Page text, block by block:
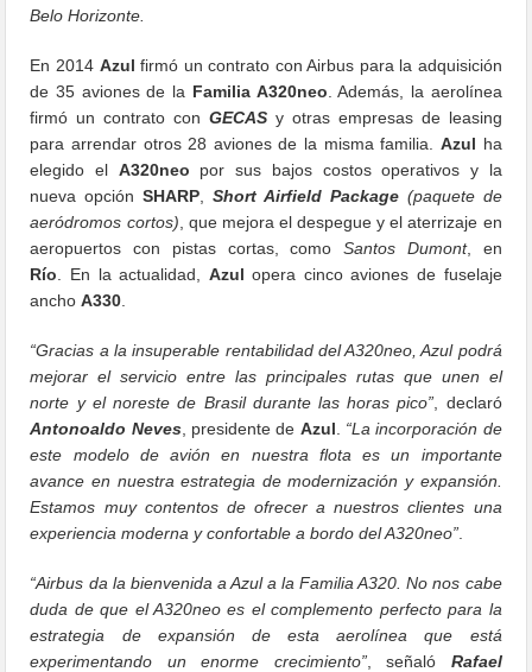
Belo Horizonte.
En 2014 Azul firmó un contrato con Airbus para la adquisición
de 35 aviones de la Familia A320neo . Además, la aerolínea
firmó un contrato conGECAS y otras empresas de leasing
para arrendar otros 28 aviones de la misma familia. Azul ha
elegido el A320neo por sus bajos costos operativos y la
nueva opciónSHARP ,Short Airfield Package (paquete de
aeródromos cortos) , que mejora el despegue y el aterrizaje en
aeropuertos con pistas cortas, comoSantos Dumont, en
Río . En la actualidad, Azul opera cinco aviones de fuselaje
anchoA330
“Gracias a la insuperable rentabilidad del A320neo, Azul podrá
mejorar el servicio entre las principales rutas que unen el
norte y el noreste de Brasil durante las horas pico” , declaró
Antonoaldo Neves, presidente de Azul
“La incorporación de
este modelo de avión en nuestra flota es un importante
avance en nuestra estrategia de modernización y expansión.
Estamos muy contentos de ofrecer a nuestros clientes una
experiencia moderna y confortable a bordo del A320neo”
“Airbus da la bienvenida a Azul a la Familia A320. No nos cabe
duda de que el A320neo es el complemento perfecto para la
estrategia de expansión de esta aerolínea que está
experimentando un enorme crecimiento”, señaló Rafael